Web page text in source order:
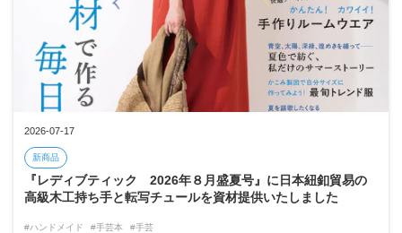
2026-07-17
新商品
『レディブティック 2026年８月盛夏号』に日本紐釦貿易の
高級木工持ち手と転写チュールを資材提供いたしました
#ハンドメイド #手芸本 #手芸